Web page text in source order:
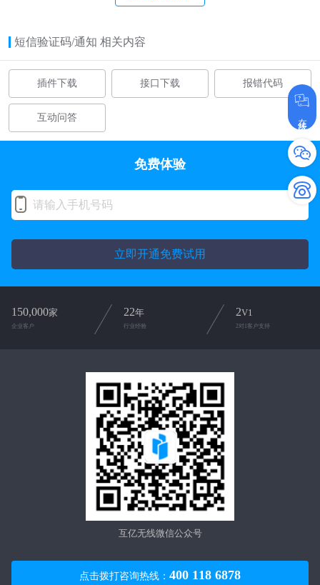
短信验证码/通知 相关内容
插件下载 接口下载 报错代码
互动问答 在线咨询
免费体验
立即开通免费试用
150,000家
企业客户
22年
行业经验
2V1
2对1客户支持
互亿无线微信公众号
点击拨打咨询热线： 400 118 6878